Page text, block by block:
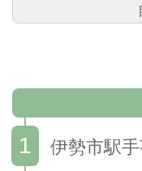
伊勢市駅